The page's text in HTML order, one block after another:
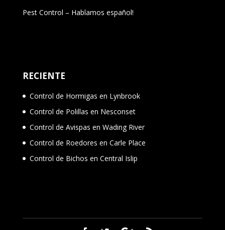
Pest Control – Hablamos español!
RECIENTE
Control de Hormigas en Lynbrook
Control de Polillas en Nesconset
Control de Avispas en Wading River
Control de Roedores en Carle Place
Control de Bichos en Central Islip